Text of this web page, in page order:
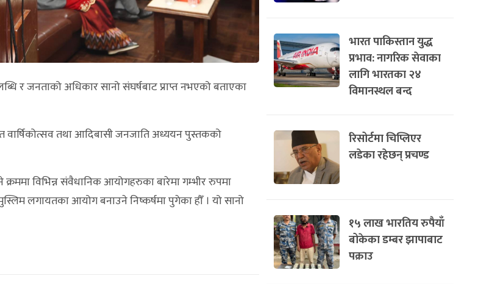
र जनताको अधिकार सानो संघर्षबाट प्राप्त नभएको बताएका
तथा आदिबासी जनजाति अध्ययन पुस्तकको
क्रममा विभिन्न संवैधानिक आयोगहरुका बारेमा गम्भीर रुपमा
लगायतका आयोग बनाउने निष्कर्षमा पुगेका हौँ । यो सानो
भारत पाकिस्तान युद्ध
प्रभाव: नागरिक सेवाका
लागि भारतका २४
विमानस्थल बन्द
रिसोर्टमा चिप्लिएर
लडेका रहेछन् प्रचण्ड
१५ लाख भारतिय रुपैयाँ
बोकेका डम्बर झापाबाट
पक्राउ